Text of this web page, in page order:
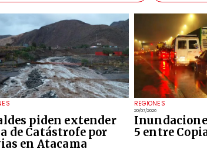
piden extender
de Catástrofe por
en Atacama
REGIONES
20/07/2026
5 entre